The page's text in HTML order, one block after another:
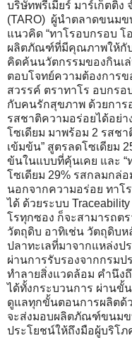
บริษัทพรีเมียร์ มาร์เก็ตติ้ง
(TARO) ผู้นำตลาดขนมข
แนวคิด “ทาโรอบกรอบ โ
ผลิตภัณฑ์ที่มีคุณภาพให้กับ
คิดค้นนวัตกรรมของกินเ
ตอบโจทย์ความต้องการ
สวรรค์ ตราทาโร อบกรอ
กับคนรักสุขภาพ ด้วยการ
รสชาติความอร่อยได้อย่า
โซเดียม มาพร้อม 2 รสช
เข้มข้น” สูตรลดโซเดียม
ข้นในแบบที่คุ้นเคย และ “
โซเดียม 29% รสกลมกล่
นอกจากความอร่อย ทาโ
ได้ ด้วยระบบ
โรทุกซอง ก็จะสามารถต
วัตถุดิบ อาทิเช่น วัตถุดิบ
ปลาทะเลที่มาจากแหล่งป
ผ่านการรับรองจากกรมป
ทำลายสิ่งแวดล้อม คำนึง
ได้ทั้งกระบวนการ ผ่านขั้
ดูแลทุกขั้นตอนการผลิตด้
จะส่งมอบผลิตภัณฑ์ขนมข
ประโยชน์ให้ถึงมือผู้บริโ